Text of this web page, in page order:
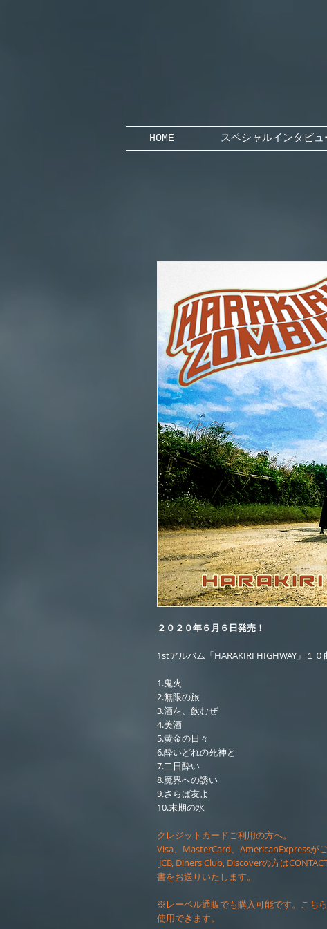
HOME スペシャルインタビュ
２０２０年６月６日発売！
1stアルバム「HARAKIRI HIGHWAY」１０
1.鬼火
2.無限の旅
3.酒を、飲むぜ
4.美酒
5.黄金の日々
6.酔いどれの死神と
7.二日酔い
8.魔界への誘い
9.さらば友よ
10.末期の水
クレジットカードご利用の方へ。
Visa、MasterCard、AmericanExpressが
JCB, Diners Club, Discoverの方は
書をお送りいたします。
※レーベル通販でも購入可能です。こち
使用できます。